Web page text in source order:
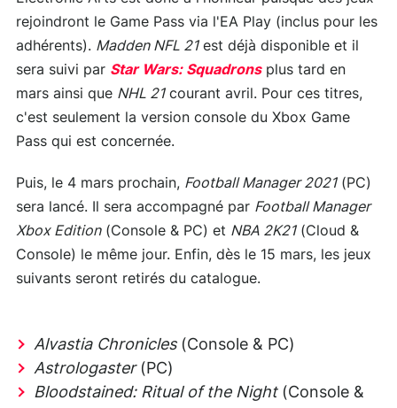
rejoindront le Game Pass via l'EA Play (inclus pour les
adhérents). Madden NFL 21est déjà disponible et il
sera suivi par Star Wars: Squadronsplus tard en
mars ainsi que NHL 21courant avril. Pour ces titres,
c'est seulement la version console du Xbox Game
Pass qui est concernée.
Puis, le 4 mars prochain, Football Manager 2021(PC)
sera lancé. Il sera accompagné par Football Manager
Xbox Edition(Console & PC) et NBA 2K21(Cloud &
Console) le même jour. Enfin, dès le 15 mars, les jeux
suivants seront retirés du catalogue.
Alvastia Chronicles (Console & PC)
Astrologaster (PC)
Bloodstained: Ritual of the Night(Console &